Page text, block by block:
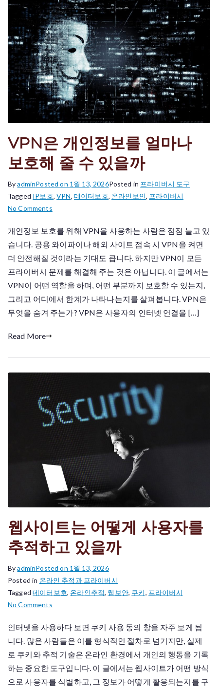
게
다
르
게
다
룰
까
VPN은 개인정보를 얼마나
보호해 줄 수 있을까
ByadminPosted on 1월 13, 2026Posted in 프라이버시 도구
Tagged IP보호,VPN, 데이터보호, 온라인보안, 프라이버시
No Commentson
은
개
인
정
보
얼
마
있
을
까
개인정보 보호를 위해 VPN을 사용하는 사람은 점점 늘고 있
습니다. 공용 와이파이나 해외 사이트 접속 시 VPN을 켜면
더 안전해질 것이라는 기대도 큽니다. 하지만 VPN이 모든
프라이버시 문제를 해결해 주는 것은 아닙니다. 이 글에서는
VPN이 어떤 역할을 하며, 어떤 부분까지 보호할 수 있는지,
그리고 어디에서 한계가 나타나는지를 살펴봅니다. VPN은
무엇을 숨겨 주는가? VPN은 사용자의 인터넷 연결을 […]
Read More
웹사이트는 어떻게 사용자를
추적하고 있을까
ByadminPosted on 1월 13, 2026
Posted in 온라인 추적과 프라이버시
Tagged데이터보호, 온라인추적, 웹보안, 쿠키, 프라이버시
No Commentson
사
이
트
는
어
인터넷을 사용하다 보면 쿠키 사용 동의 창을 자주 보게 됩
니다. 많은 사람들은 이를 형식적인 절차로 넘기지만, 실제
로 쿠키와 추적 기술은 온라인 환경에서 개인의 행동을 기록
하는 중요한 도구입니다. 이 글에서는 웹사이트가 어떤 방식
으로 사용자를 식별하고, 그 정보가 어떻게 활용되는지를 구